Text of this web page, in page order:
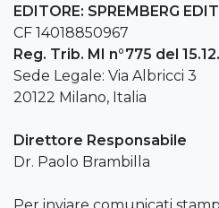
EDITORE: SPREMBERG
CF 14018850967
Reg. Trib. MI n°775 del
Sede Legale: Via Albricci 3
20122 Milano, Italia
Direttore Responsabile
Dr. Paolo Brambilla